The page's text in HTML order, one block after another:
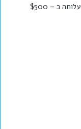
של אולימפוס (OM System Tough TG-7) שעלותה כ – $500